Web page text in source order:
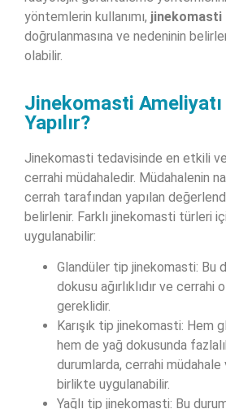
yöntemlerin kullanımı, jinekomasti
doğrulanmasına ve nedeninin
olabilir.
Jinekomasti Ameliyatı
Yapılır?
Jinekomasti tedavisinde en etkili
cerrahi müdahaledir. Müdahalenin
cerrah tarafından yapılan
belirlenir. Farklı jinekomasti türleri
uygulanabilir:
Glandüler tip jinekomasti: Bu
dokusu ağırlıklıdır ve cerrahi
gereklidir.
Karışık tip jinekomasti: Hem
hem de yağ dokusunda
durumlarda, cerrahi
birlikte uygulanabilir.
Yağlı tip jinekomasti: Bu